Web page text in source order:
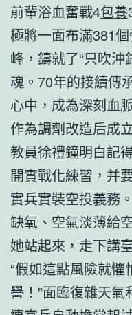
前輩浴血奮戰4包養
極將一面布滿381
峰，鑄就了“只吹沖
魂。70年的接續傳
心中，成為深刻血
作為調劑改造后成
教員徐禮鐘明白記
開實戰化練習，并
實兵實裝空投義務
缺氧、空氣淡薄給
她站起來，走下講
“假如這點風險就
譽！”面臨復雜天